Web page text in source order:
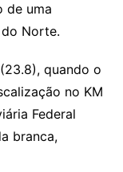
de uma
Norte.
quando o
no KM
Federal
branca,